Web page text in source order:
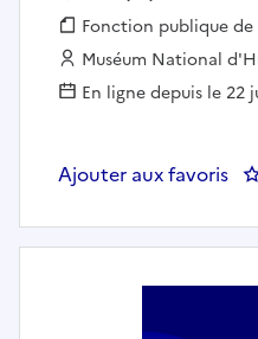
Fonction publique :
Fonction publique
Employeur :
Muséum National
En ligne depuis le 22
Ajouter aux favoris :